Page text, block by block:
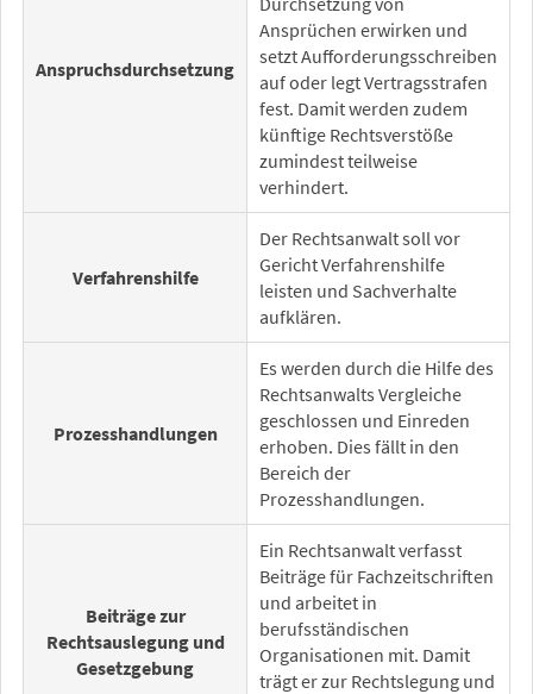
Anspruchsdurchsetzung
Ansprüchen erwirken und
setzt Aufforderungsschreiben
auf oder legt Vertragsstrafen
fest. Damit werden zudem
künftige Rechtsverstöße
zumindest teilweise
verhindert.
Verfahrenshilfe
Der Rechtsanwalt soll vor
Gericht Verfahrenshilfe
leisten und Sachverhalte
aufklären.
Prozesshandlungen
Es werden durch die Hilfe des
Rechtsanwalts Vergleiche
geschlossen und Einreden
erhoben. Dies fällt in den
Bereich der
Prozesshandlungen.
Beiträge zur
Rechtsauslegung und
Gesetzgebung
Ein Rechtsanwalt verfasst
Beiträge für Fachzeitschriften
und arbeitet in
berufsständischen
Organisationen mit. Damit
trägt er zur Rechtslegung und